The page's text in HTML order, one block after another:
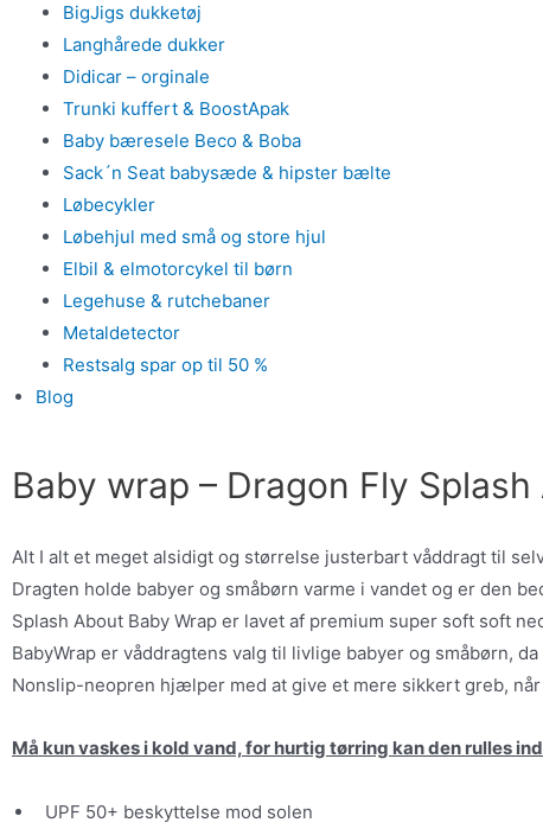
BigJigs dukketøj
Langhårede dukker
Didicar – orginale
Trunki kuffert & BoostApak
Baby bæresele Beco & Boba
Sack´n Seat babysæde & hipster bælte
Løbecykler
Løbehjul med små og store hjul
Elbil & elmotorcykel til børn
Legehuse & rutchebaner
Metaldetector
Restsalg spar op til 50 %
Blog
Baby wrap – Dragon Fly
Alt I alt et meget alsidigt og størrelse justerbart våddragt til
Dragten holde babyer og småbørn varme i vandet og er den
Splash About Baby Wrap er lavet af premium super soft soft
BabyWrap er våddragtens valg til livlige babyer og småbørn,
Nonslip-neopren hjælper med at give et mere sikkert greb,
Må kun vaskes i kold vand, for hurtig tørring kan den rulles
UPF 50+ beskyttelse mod solen